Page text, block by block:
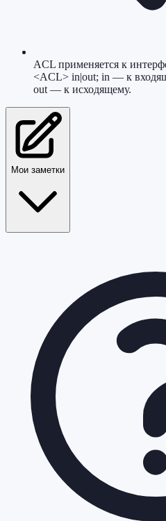
ACL применяется к
<ACL> in|out; in — к
out — к исходящему.
Мои заметки